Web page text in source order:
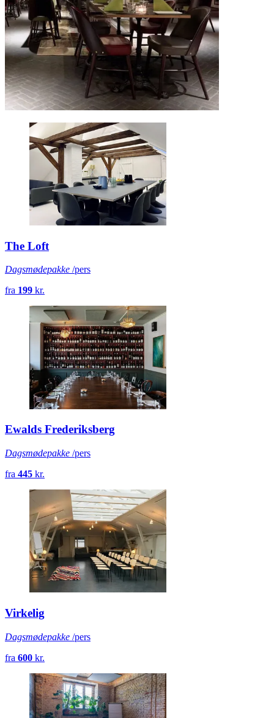
The Loft
Dagsmødepakke /pers
fra 199 kr.
Ewalds Frederiksberg
Dagsmødepakke /pers
fra 445 kr.
Virkelig
Dagsmødepakke /pers
fra 600 kr.